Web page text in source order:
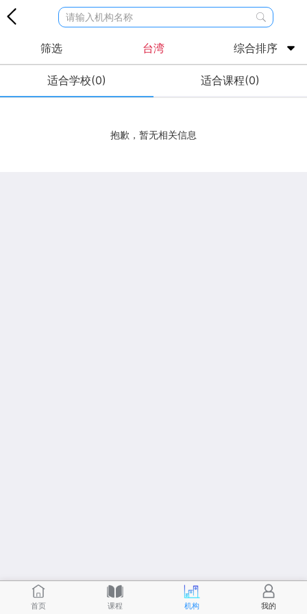
请输入机构名称
筛选 台湾 综合排序
适合学校(0) 适合课程(0)
抱歉，暂无相关信息
首页 课程 机构 我的